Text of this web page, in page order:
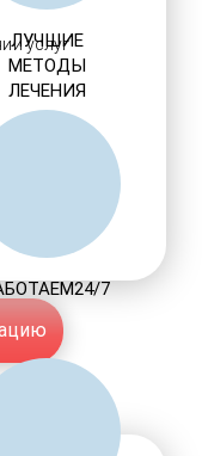
услуг
ЛУЧШИЕ
МЕТОДЫ
ЛЕЧЕНИЯ
7